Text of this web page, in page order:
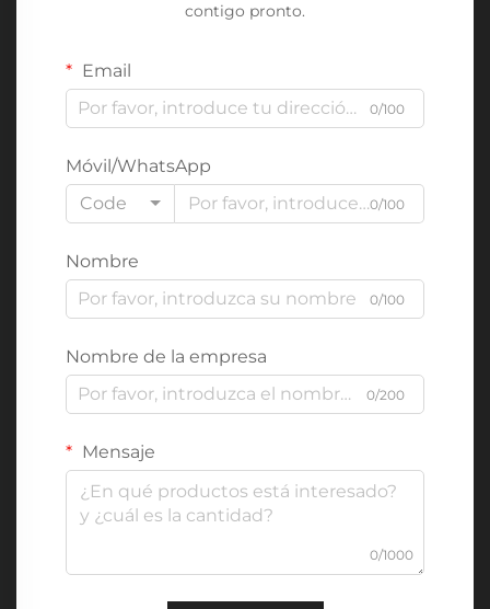
contigo pronto.
Email
0/100
Móvil/WhatsApp
Code
0/100
Nombre
0/100
Nombre de la empresa
0/200
Mensaje
0/1000